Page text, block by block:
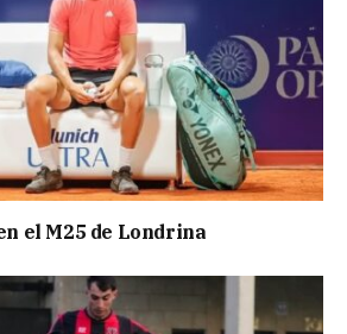
el M25 de Londrina